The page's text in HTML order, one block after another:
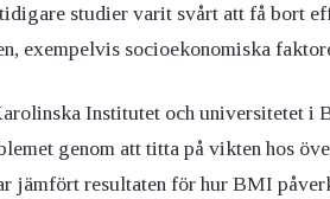
studier varit svårt att få bort
exempelvis socioekonomiska
Institutet och universitetet i
genom att titta på vikten hos
jämfört resultaten för hur BMI